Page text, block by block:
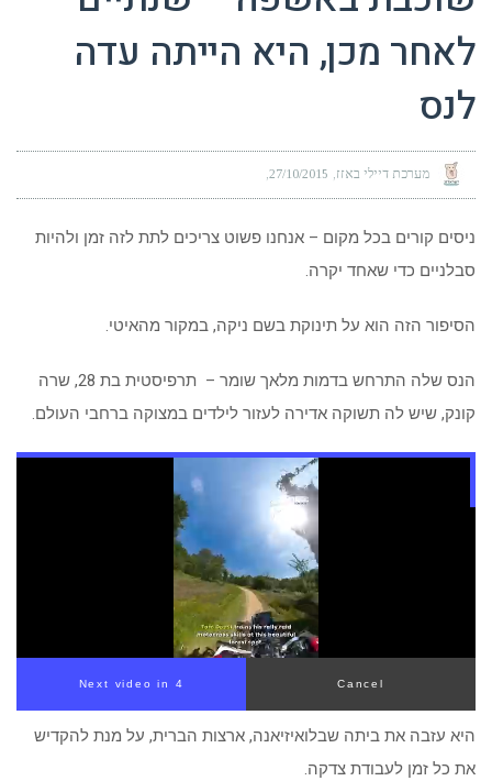
לאחר מכן, היא הייתה עדה
לנס
מערכת דיילי באזז 27/10/2015
ניסים קורים בכל מקום – אנחנו פשוט צריכים לתת לזה זמן ולהיות
סבלניים כדי שאחד יקרה.
הסיפור הזה הוא על תינוקת בשם ניקה, במקור מהאיטי.
הנס שלה התרחש בדמות מלאך שומר – תרפיסטית בת 28, שרה
קונק, שיש לה תשוקה אדירה לעזור לילדים במצוקה ברחבי העולם.
Next video in 3 Cancel
היא עזבה את ביתה שבלואיזיאנה, ארצות הברית, על מנת להקדיש
את כל זמן לעבודת צדקה.